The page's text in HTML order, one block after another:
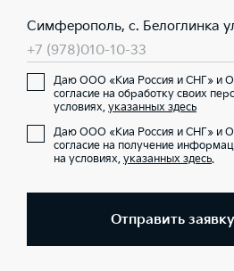
Симферополь, с. Белоглинка
+7 (978)010-10-33
Даю ООО «Киа Россия и СНГ» и
согласие на обработку своих
условиях, указанных здесь
Даю ООО «Киа Россия и СНГ» и
согласие на получение
на условиях, указанных здесь.
Отправить